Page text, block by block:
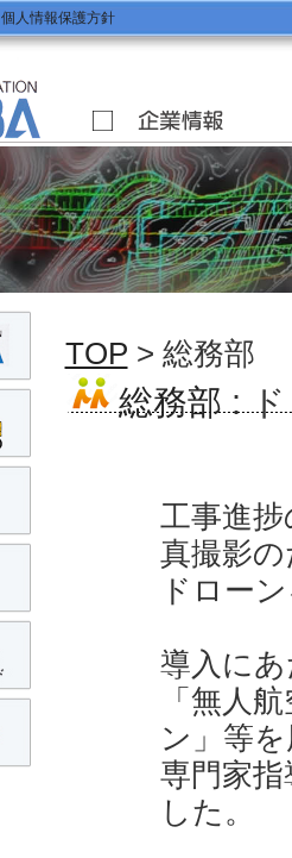
個人情報保護方針
TOP > 総務部
総務部 :
工事進
真撮影
ドロー
導入に
「無人
ン」等
専門家
した。